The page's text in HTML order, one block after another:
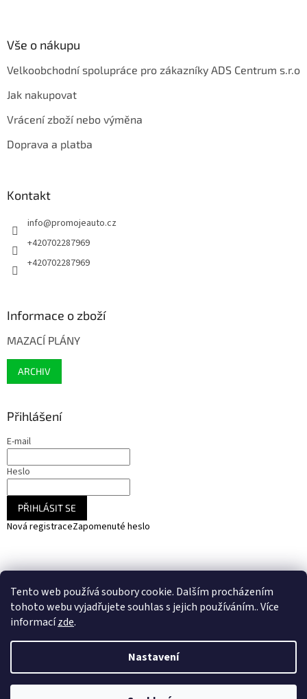
Tento web používá soubory cookie. Dalším procházením
tohoto webu vyjadřujete souhlas s jejich používáním.. Více
informacízde.
Nastavení
Vše o nákupu
Velkoobchodní spolupráce pro zákazníky ADS Centrum s.r.o
Jak nakupovat
Vrácení zboží nebo výměna
Doprava a platba
Kontakt
info@promojeauto.cz
+420702287969
+420702287969
Informace o zboží
MAZACÍ PLÁNY
ARCHIV
Přihlášení
E-mail
Heslo
PŘIHLÁSIT SE
Nová registraceZapomenuté heslo
SOLARCZ.cz - Vše pro solární energie a fotovoltaiku
Vytvořil Shoptet